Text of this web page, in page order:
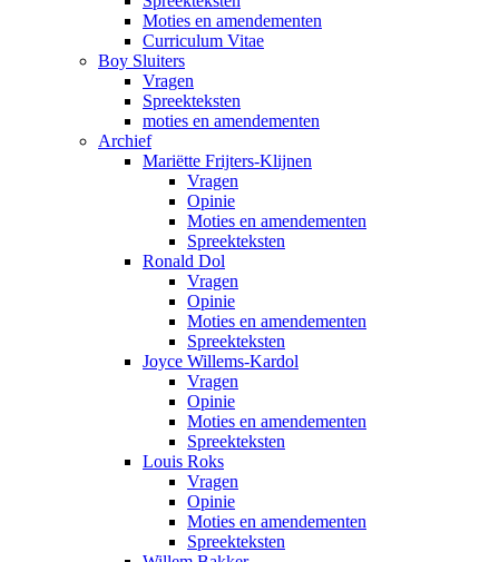
Moties en amendementen
Curriculum Vitae
Boy Sluiters
Vragen
Spreekteksten
moties en amendementen
Archief
Mariëtte Frijters-Klijnen
Vragen
Opinie
Moties en amendementen
Spreekteksten
Ronald Dol
Vragen
Opinie
Moties en amendementen
Spreekteksten
Joyce Willems-Kardol
Vragen
Opinie
Moties en amendementen
Spreekteksten
Louis Roks
Vragen
Opinie
Moties en amendementen
Spreekteksten